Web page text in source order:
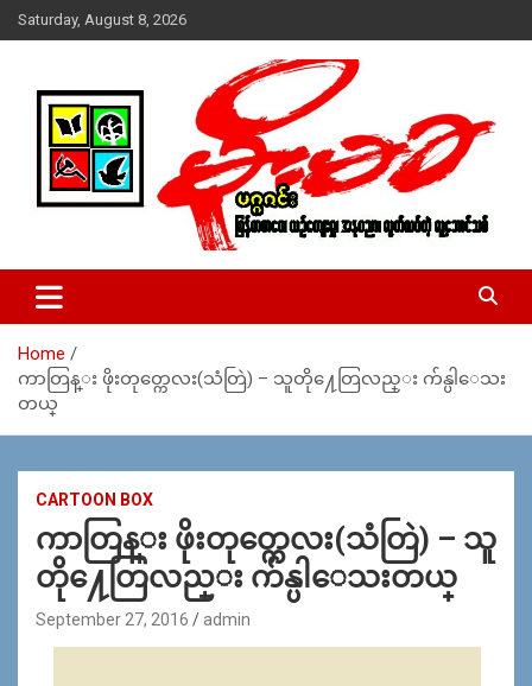
Skip
to
Saturday, August 8, 2026
MoeMaKa Burmese News &
Media
ယ္ေရး – အမွတ္ ၂၅၄၊ ပထပ္၊ လမ္း ၄၀၊ ေက်ာက္တံတား၊ ရန္ကုန္။
(ဖုုံး – ၀၉ ၂၅၂ ၂၄၉ ၀၉၄ ၊ ၀၉ ၄၂၁ ၇၄၃ ၇၅၃ ၊ ၀၉ ၅၀၄ ၁၀ ၅၈) ျ
ဇာေစ်းသစ္ ။ ၀၉ ၇၈၆၈၃၇ ၃၀၅ / ၀၉ ၉၆၃၆၉၉၈၃၄
Home
ကာတြန္း ဖိုးတုတ္ကေလး(သံတြဲ) – သူတို႔ေတြလည္း က်န္ပါေသး
တယ္
CARTOON BOX
ကာတြန္း ဖိုးတုတ္ကေလး(သံတြဲ) – သူ
တို႔ေတြလည္း က်န္ပါေသးတယ္
September 27, 2016 admin